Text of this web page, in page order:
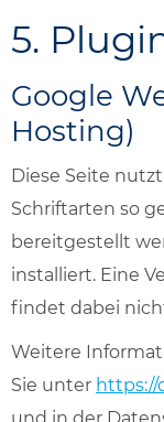
5.
Google
Hosting)
Diese Seite
Schriftarten so
bereitgestellt
installiert. Eine
findet dabei
Weitere
Sie unter https://